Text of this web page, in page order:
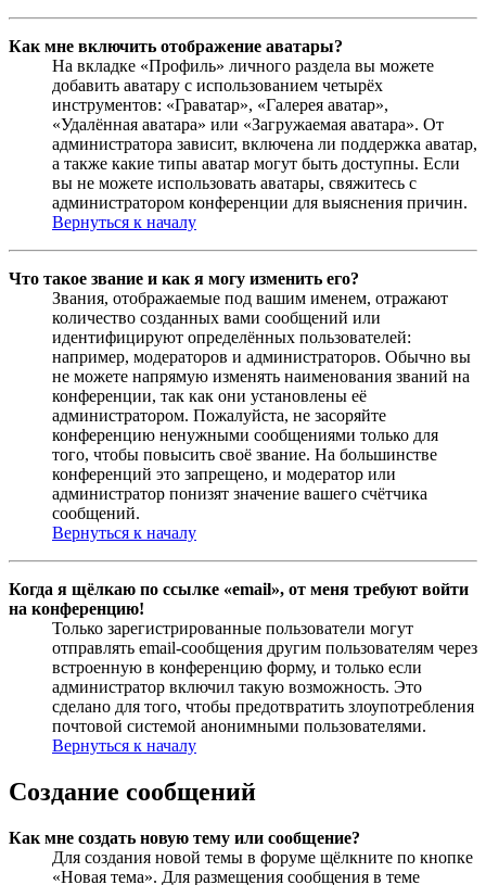
Как мне включить отображение аватары?
На вкладке «Профиль» личного раздела вы можете
добавить аватару с использованием четырёх
инструментов: «Граватар», «Галерея аватар»,
«Удалённая аватара» или «Загружаемая аватара». От
администратора зависит, включена ли поддержка аватар,
а также какие типы аватар могут быть доступны. Если
вы не можете использовать аватары, свяжитесь с
администратором конференции для выяснения причин.
Вернуться к началу
Что такое звание и как я могу изменить его?
Звания, отображаемые под вашим именем, отражают
количество созданных вами сообщений или
идентифицируют определённых пользователей:
например, модераторов и администраторов. Обычно вы
не можете напрямую изменять наименования званий на
конференции, так как они установлены её
администратором. Пожалуйста, не засоряйте
конференцию ненужными сообщениями только для
того, чтобы повысить своё звание. На большинстве
конференций это запрещено, и модератор или
администратор понизят значение вашего счётчика
сообщений.
Вернуться к началу
Когда я щёлкаю по ссылке «email», от меня требуют войти
на конференцию!
Только зарегистрированные пользователи могут
отправлять email-сообщения другим пользователям через
встроенную в конференцию форму, и только если
администратор включил такую возможность. Это
сделано для того, чтобы предотвратить злоупотребления
почтовой системой анонимными пользователями.
Вернуться к началу
Создание сообщений
Как мне создать новую тему или сообщение?
Для создания новой темы в форуме щёлкните по кнопке
«Новая тема». Для размещения сообщения в теме